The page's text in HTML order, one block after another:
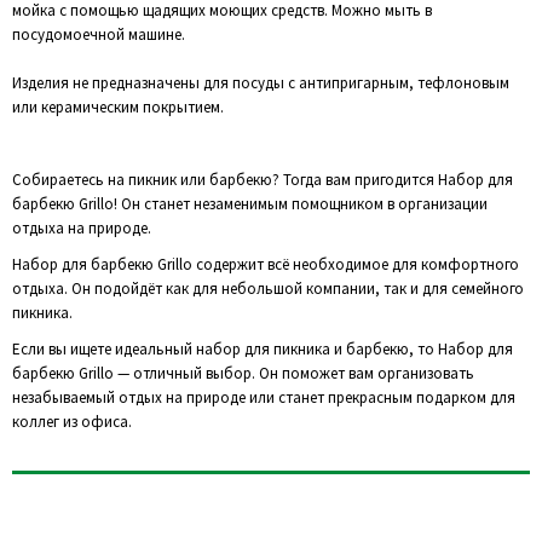
мойка с помощью щадящих моющих средств. Можно мыть в
посудомоечной машине.
Изделия не предназначены для посуды с антипригарным, тефлоновым
или керамическим покрытием.
Собираетесь на пикник или барбекю? Тогда вам пригодится Набор для
барбекю Grillo! Он станет незаменимым помощником в организации
отдыха на природе.
Набор для барбекю Grillo содержит всё необходимое для комфортного
отдыха. Он подойдёт как для небольшой компании, так и для семейного
пикника.
Если вы ищете идеальный набор для пикника и барбекю, то Набор для
барбекю Grillo — отличный выбор. Он поможет вам организовать
незабываемый отдых на природе или станет прекрасным подарком для
коллег из офиса.